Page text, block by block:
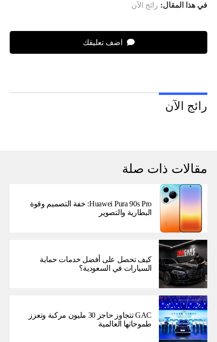
في هذا المقال: رائج الآن
اضف تعليقك
رائج الآن
مقالات ذات صلة
Huawei Pura 90s Pro: خفة التصميم وقوة
البطارية والتصوير
كيف تحصل على أفضل خدمات حماية
السيارات في السعودية؟
GAC تتجاوز حاجز 30 مليون مركبة وتعزز
طموحاتها العالمية